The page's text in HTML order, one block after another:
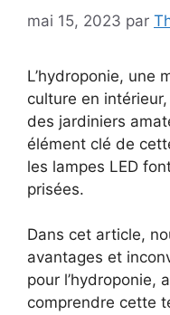
mai 15, 2023 par
L’hydroponie, une
culture en
des jardiniers
élément clé de
les lampes LED
prisées.
Dans cet article,
avantages et
pour l’hydroponie,
comprendre cette